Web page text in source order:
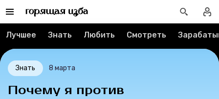
О проекте
О компании
Лучшее Знать Любить Смотреть
Знать 8 марта
Почему я против